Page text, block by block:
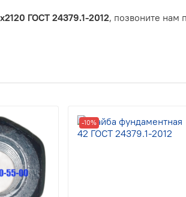
ГОСТ 24379.1-2012, позвоните нам
-10%